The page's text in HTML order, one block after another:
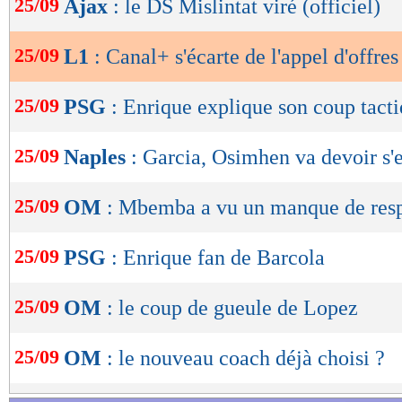
de
OK
25/09 Ajax : le DS Mislintat viré (officiel)
25/09 L1 : Canal+ s'écarte de l'appel
25/09 PSG : Enrique explique son coup
25/09 Naples : Garcia, Osimhen va devoir
25/09 OM : Mbemba a vu un manque de
25/09 PSG : Enrique fan de Barcola
25/09 OM : le coup de gueule de Lopez
25/09 OM : le nouveau coach déjà choisi ?